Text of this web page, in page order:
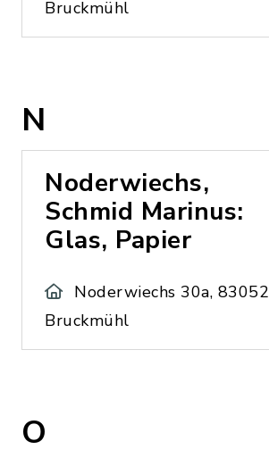
Bruckmühl
N
Noderwiechs,
Schmid Marinus:
Glas, Papier
Noderwiechs 30a, 83052
Bruckmühl
O